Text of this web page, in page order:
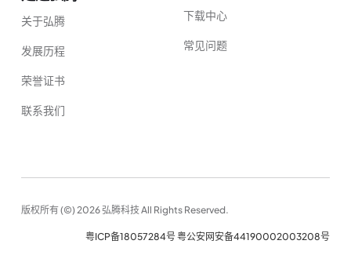
关于弘腾
发展历程
荣誉证书
联系我们
下载中心
常见问题
版权所有 (©) 2026 弘腾科技 All Rights Reserved.
粤ICP备18057284号粤公安网安备44190002003208号